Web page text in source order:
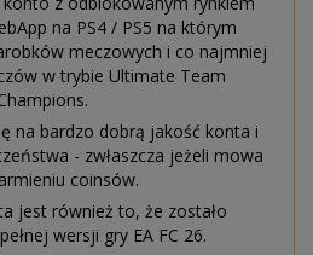
na PS4 / PS5 na którym
meczowych i co najmniej
w trybie Ultimate Team
na bardzo dobrą jakość konta i
- zwłaszcza jeżeli mowa
coinsów.
jest również to, że zostało
wersji gry EA FC 26.